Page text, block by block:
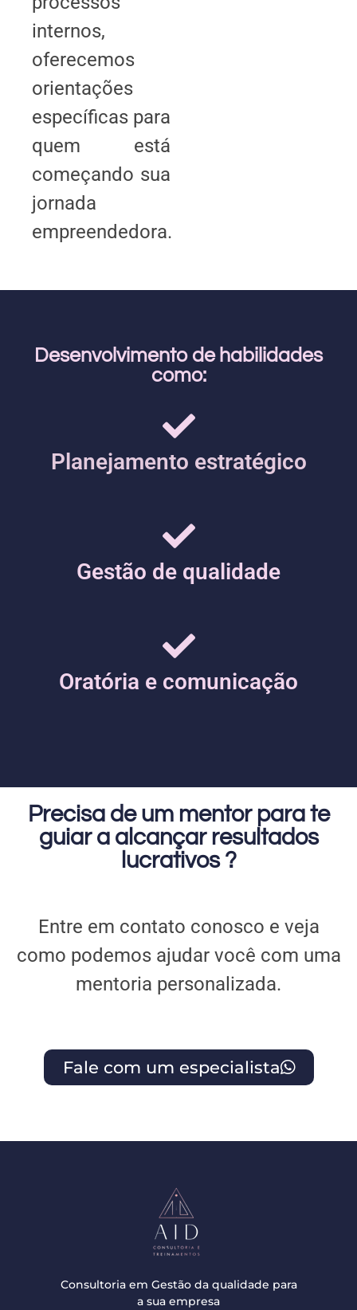
internos,
oferecemos
orientações
específicas para
quem está
começando sua
jornada
empreendedora.
Desenvolvimento de habilidades
como:
Planejamento estratégico
Gestão de qualidade
Oratória e comunicação
Precisa de um mentor para te
guiar a alcançar resultados
lucrativos ?
Entre em contato conosco e veja
como podemos ajudar você com uma
mentoria personalizada.
Fale com um especialista
Consultoria em Gestão da qualidade para
a sua empresa